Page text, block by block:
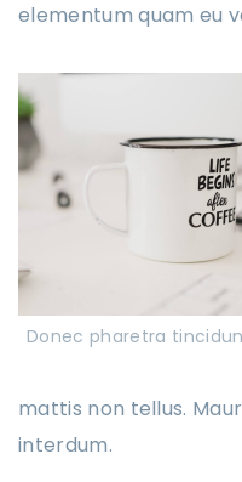
elementum quam eu
Donec pharetra
mattis non tellus.
interdum.